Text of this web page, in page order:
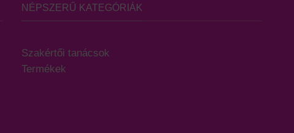
NÉPSZERŰ KATEGÓRIÁK
Szakértői tanácsok
Termékek